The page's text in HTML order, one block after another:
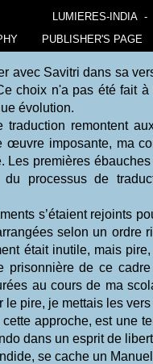
LUMIERES-INDIA -
PUBLISHER'S PAGE
avec Savitri dans sa
choix n'a pas été fait
évolution.
traduction remontent
œuvre imposante, ma
Les premières
processus de
s’étaient rejoints
selon un
était inutile, mais
prisonnière de ce
au cours de ma
pire, je mettais les vers
approche, est une
dans un esprit de
se cache un